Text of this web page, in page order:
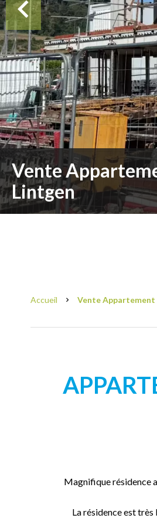
Vente
Lintgen
Accueil Vente Appartement
Magnifique résidence
La résidence est très